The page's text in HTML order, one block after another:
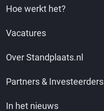
Hoe werkt het?
Vacatures
Over Standplaats.nl
Partners & Investeerders
In het nieuws